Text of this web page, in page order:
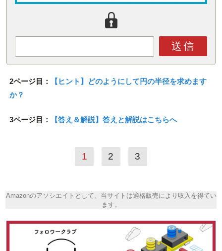
送信
2ページ目：
【ヒント】どのようにして円の半径を求めます
か？
3ページ目： 【答え＆解説】答えと解説はこちらへ
1 2 3
Amazonのアソシエイトとして、当サイトは適格販売により収入を得てい
ます。